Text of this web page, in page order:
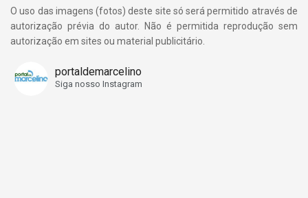
O uso das imagens (fotos) deste site só será permitido através de
autorização prévia do autor. Não é permitida reprodução sem
autorização em sites ou material publicitário.
portaldemarcelino
Siga nosso Instagram